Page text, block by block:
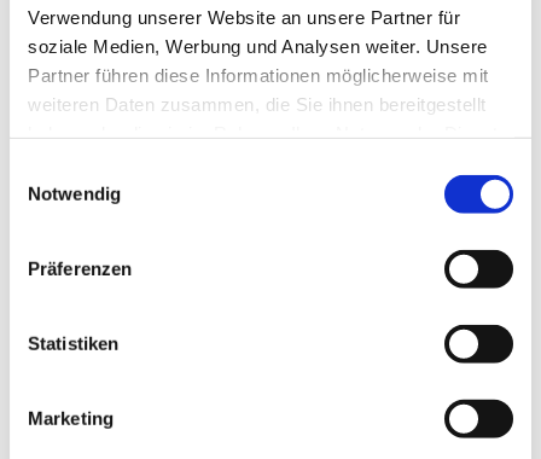
Verwendung unserer Website an unsere Partner für
soziale Medien, Werbung und Analysen weiter. Unsere
Partner führen diese Informationen möglicherweise mit
weiteren Daten zusammen, die Sie ihnen bereitgestellt
Notwendig
Präferenzen
Statistiken
Marketing
Dies könnte Sie auch